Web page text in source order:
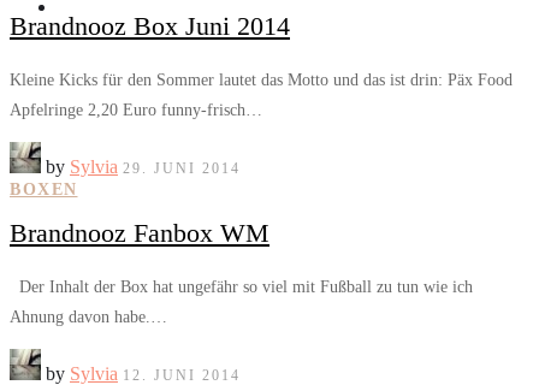
Brandnooz Box Juni 2014
Kleine Kicks für den Sommer lautet das Motto und das ist drin: Päx Food
Apfelringe 2,20 Euro funny-frisch…
by Sylvia 29. JUNI 2014
BOXEN
Brandnooz Fanbox WM
Der Inhalt der Box hat ungefähr so viel mit Fußball zu tun wie ich
Ahnung davon habe.…
by Sylvia 12. JUNI 2014